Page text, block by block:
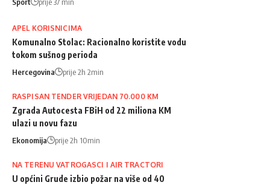
APEL KORISNICIMA
Komunalno Stolac: Racionalno koristite vodu
tokom sušnog perioda
Hercegovina prije 2h 2min
RASPISAN TENDER VRIJEDAN 70.000 KM
Zgrada Autocesta FBiH od 22 miliona KM
ulazi u novu fazu
Ekonomija prije 2h 10min
NA TERENU VATROGASCI I AIR TRACTORI
U općini Grude izbio požar na više od 40